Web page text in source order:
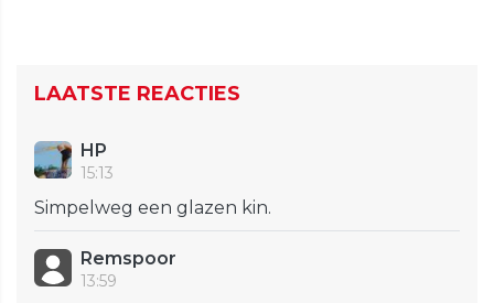
LAATSTE REACTIES
HP
15:13
Simpelweg een glazen kin.
Remspoor
13:59